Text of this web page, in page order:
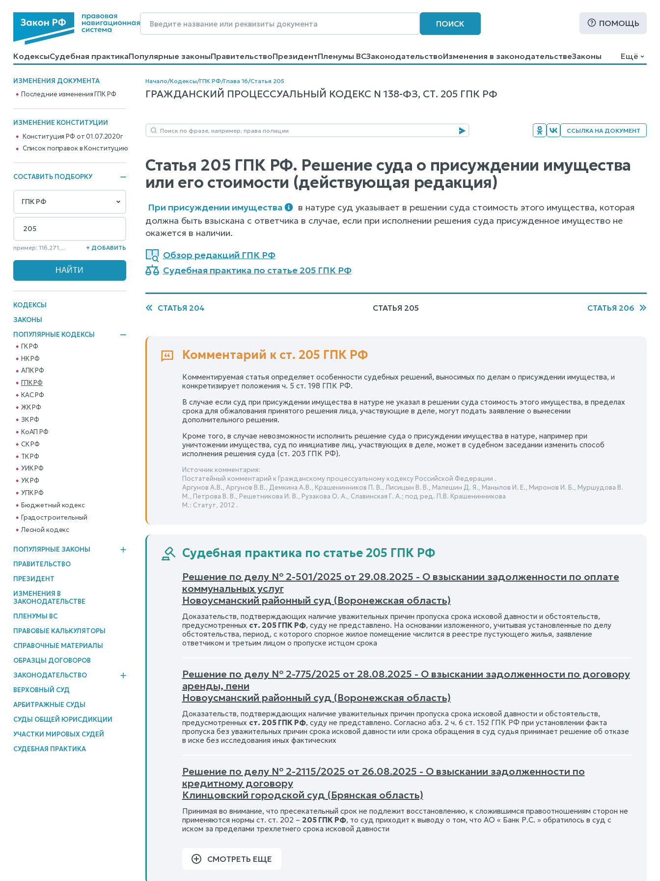
ПОИСК ПОМОЩЬ
КодексыСудебная практикаПопулярные законыПравительствоПрезидентПленумы ВСЗаконодательствоИзменения в законодательствеЗаконы
КалькуляторыСправочные материалыОбразцы договоровКонтактыПомощьПоиск
Ещё
ИЗМЕНЕНИЯ ДОКУМЕНТА
Последние изменения ГПК РФ
ИЗМЕНЕНИЕ КОНСТИТУЦИИ
Конституция РФ от 01.07.2020г
Cписок поправок в Конституцию
СОСТАВИТЬ ПОДБОРКУ
пример: 116,271,... + ДОБАВИТЬ
КОДЕКСЫ
ЗАКОНЫ
ПОПУЛЯРНЫЕ КОДЕКСЫ
ГК РФ
НК РФ
АПК РФ
ГПК РФ
КАС РФ
ЖК РФ
ЗК РФ
КоАП РФ
СК РФ
ТК РФ
УИК РФ
УК РФ
УПК РФ
Бюджетный кодекс
Градостроительный
Лесной кодекс
ПОПУЛЯРНЫЕ ЗАКОНЫ
ПРАВИТЕЛЬСТВО
ПРЕЗИДЕНТ
ИЗМЕНЕНИЯ В
ЗАКОНОДАТЕЛЬСТВЕ
ПЛЕНУМЫ ВС
ПРАВОВЫЕ КАЛЬКУЛЯТОРЫ
СПРАВОЧНЫЕ МАТЕРИАЛЫ
ОБРАЗЦЫ ДОГОВОРОВ
ЗАКОНОДАТЕЛЬСТВО
ВЕРХОВНЫЙ СУД
АРБИТРАЖНЫЕ СУДЫ
СУДЫ ОБЩЕЙ ЮРИСДИКЦИИ
УЧАСТКИ МИРОВЫХ СУДЕЙ
СУДЕБНАЯ ПРАКТИКА
Начало/Кодексы/ГПК РФ/Глава 16/Статья 205
ГРАЖДАНСКИЙ ПРОЦЕССУАЛЬНЫЙ КОДЕКС N 138-ФЗ, СТ. 205 ГПК РФ
ССЫЛКА НА ДОКУМЕНТ
Статья 205 ГПК РФ. Решение суда о присуждении имущества
или его стоимости (действующая редакция)
При присуждении имущества
в натуре суд указывает в решении суда стоимость этого имущества, которая
должна быть взыскана с ответчика в случае, если при исполнении решения суда присужденное имущество не
окажется в наличии.
Обзор редакций ГПК РФ
Судебная практика по статье 205 ГПК РФ
СТАТЬЯ 204 СТАТЬЯ 205 СТАТЬЯ 206
Комментарий к ст. 205 ГПК РФ
Комментируемая статья определяет особенности судебных решений, выносимых по делам о присуждении имущества, и
конкретизирует положения ч. 5 ст. 198 ГПК РФ.
В случае если суд при присуждении имущества в натуре не указал в решении суда стоимость этого имущества, в пределах
срока для обжалования принятого решения лица, участвующие в деле, могут подать заявление о вынесении
дополнительного решения.
Кроме того, в случае невозможности исполнить решение суда о присуждении имущества в натуре, например при
уничтожении имущества, суд по инициативе лиц, участвующих в деле, может в судебном заседании изменить способ
исполнения решения суда (ст. 203 ГПК РФ).
Источник комментария:
Постатейный комментарий к Гражданскому процессуальному кодексу Российской Федерации .
Аргунов А.В., Аргунов В.В., Демкина А.В., Крашенинников П. В., Лисицын В. В., Малешин Д. Я., Манылов И. Е., Миронов И. Б., Муршудова В.
М., Петрова В. В., Решетникова И. В., Рузакова О. А., Славинская Г. А.; под ред. П.В. Крашенинникова
М.: Статут, 2012 .
Судебная практика по статье 205 ГПК РФ
Решение по делу № 2-501/2025 от 29.08.2025 - О взыскании задолженности по оплате
коммунальных услуг
Новоусманский районный суд (Воронежская область)
Доказательств, подтверждающих наличие уважительных причин пропуска срока исковой давности и обстоятельств,
предусмотренных ст. 205 ГПК РФ, суду не представлено. На основании изложенного, учитывая установленные по делу
обстоятельства, период, с которого спорное жилое помещение числится в реестре пустующего жилья, заявление
ответчиком и третьим лицом о пропуске истцом срока
Решение по делу № 2-775/2025 от 28.08.2025 - О взыскании задолженности по договору
аренды, пени
Новоусманский районный суд (Воронежская область)
Доказательств, подтверждающих наличие уважительных причин пропуска срока исковой давности и обстоятельств,
предусмотренных ст. 205 ГПК РФ, суду не представлено. Согласно абз. 2 ч. 6 ст. 152 ГПК РФ при установлении факта
пропуска без уважительных причин срока исковой давности или срока обращения в суд судья принимает решение об отказе
в иске без исследования иных фактических
Решение по делу № 2-2115/2025 от 26.08.2025 - О взыскании задолженности по
кредитному договору
Клинцовский городской суд (Брянская область)
Принимая во внимание, что пресекательный срок не подлежит восстановлению, к сложившимся правоотношениям сторон не
применяются нормы ст. ст. 202 – 205 ГПК РФ, то суд приходит к выводу о том, что АО « Банк Р.С. » обратилось в суд с
иском за пределами трехлетнего срока исковой давности
СМОТРЕТЬ ЕЩЕ